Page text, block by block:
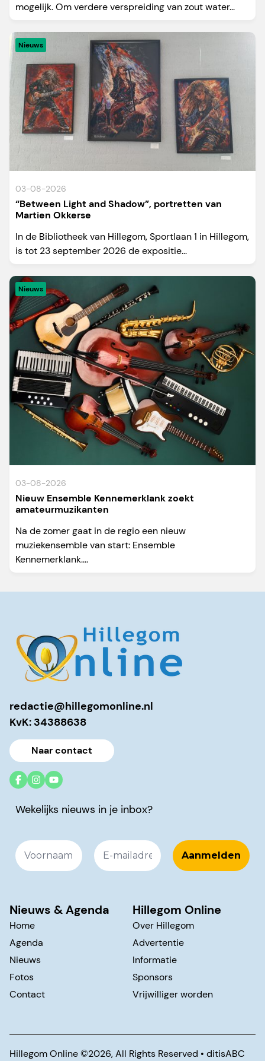
mogelijk. Om verdere verspreiding van zout water...
Nieuws
03-08-2026
“Between Light and Shadow”, portretten van
Martien Okkerse
In de Bibliotheek van Hillegom, Sportlaan 1 in Hillegom,
is tot 23 september 2026 de expositie...
Nieuws
03-08-2026
Nieuw Ensemble Kennemerklank zoekt
amateurmuzikanten
Na de zomer gaat in de regio een nieuw
muziekensemble van start: Ensemble
Kennemerklank....
redactie@hillegomonline.nl
KvK: 34388638
Naar contact
Wekelijks nieuws in je inbox?
Nieuws & Agenda
Home
Agenda
Nieuws
Fotos
Contact
Hillegom Online
Over Hillegom
Advertentie
Informatie
Sponsors
Vrijwilliger worden
Hillegom Online ©️2026, All Rights Reserved • ditisABC